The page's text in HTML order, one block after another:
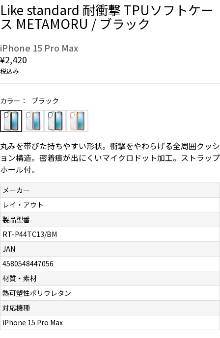
事業内容
会社概要
よくある質問
お問い合わせ（一般の皆様）
お問い合わせ（企業様）
プライバシーポリシー
Like standard 耐衝撃 TPUソフトケー
ス METAMORU / ブラック
iPhone 15 Pro Max
¥2,420
税込み
カラー： ブラック
丸みを帯びた持ちやすい形状。衝撃をやわらげる全周囲クッシ
ョン構造。密着痕が出にくいマイクロドット加工。ストラップ
ホール付。
メーカー
レイ・アウト
製品型番
RT-P44TC13/BM
JAN
4580548447056
材質・素材
熱可塑性ポリウレタン
対応機種
iPhone 15 Pro Max